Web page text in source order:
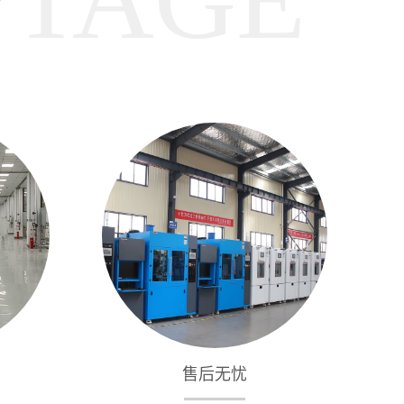
售后无忧